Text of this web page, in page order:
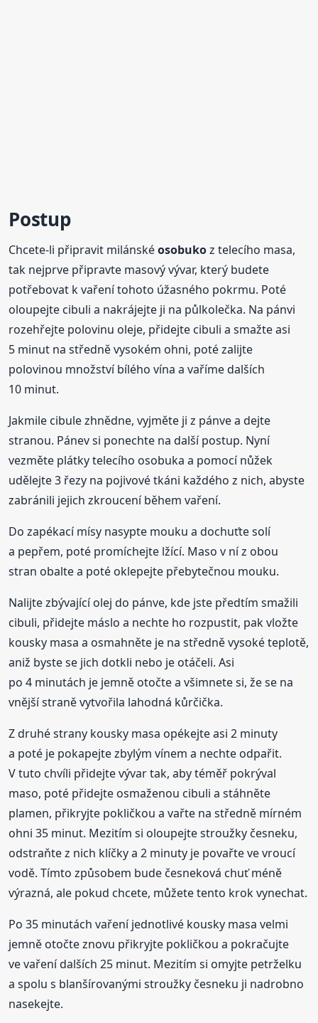
Postup
Chcete-li připravit milánskéosobukoz telecího masa,
tak nejprve připravte masový vývar, který budete
potřebovat k vaření tohoto úžasného pokrmu. Poté
oloupejte cibuli a nakrájejte ji na půlkolečka. Na pánvi
rozehřejte polovinu oleje, přidejte cibuli a smažte asi
5 minut na středně vysokém ohni, poté zalijte
polovinou množství bílého vína a vaříme dalších
10 minut.
Jakmile cibule zhnědne, vyjměte ji z pánve a dejte
stranou. Pánev si ponechte na další postup. Nyní
vezměte plátky telecího osobuka a pomocí nůžek
udělejte 3 řezy na pojivové tkáni každého z nich, abyste
zabránili jejich zkroucení během vaření.
Do zapékací mísy nasypte mouku a dochuťte solí
a pepřem, poté promíchejte lžící. Maso v ní z obou
stran obalte a poté oklepejte přebytečnou mouku.
Nalijte zbývající olej do pánve, kde jste předtím smažili
cibuli, přidejte máslo a nechte ho rozpustit, pak vložte
kousky masa a osmahněte je na středně vysoké teplotě,
aniž byste se jich dotkli nebo je otáčeli. Asi
po 4 minutách je jemně otočte a všimnete si, že se na
vnější straně vytvořila lahodná kůrčička.
Z druhé strany kousky masa opékejte asi 2 minuty
a poté je pokapejte zbylým vínem a nechte odpařit.
V tuto chvíli přidejte vývar tak, aby téměř pokrýval
maso, poté přidejte osmaženou cibuli a stáhněte
plamen, přikryjte pokličkou a vařte na středně mírném
ohni 35 minut. Mezitím si oloupejte stroužky česneku,
odstraňte z nich klíčky a 2 minuty je povařte ve vroucí
vodě. Tímto způsobem bude česneková chuť méně
výrazná, ale pokud chcete, můžete tento krok vynechat.
Po 35 minutách vaření jednotlivé kousky masa velmi
jemně otočte znovu přikryjte pokličkou a pokračujte
ve vaření dalších 25 minut. Mezitím si omyjte petrželku
a spolu s blanšírovanými stroužky česneku ji nadrobno
nasekejte.